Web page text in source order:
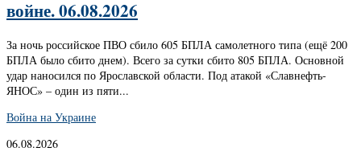
войне. 06.08.2026
За ночь российское ПВО сбило 605 БПЛА самолетного типа (ещё 200
БПЛА было сбито днем). Всего за сутки сбито 805 БПЛА. Основной
удар наносился по Ярославской области. Под атакой «Славнефть-
ЯНОС» – один из пяти...
Война на Украине
06.08.2026